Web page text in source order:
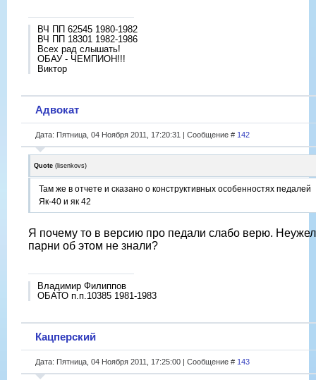
ВЧ ПП 62545 1980-1982
ВЧ ПП 18301 1982-1986
Всех рад слышать!
ОБАУ - ЧЕМПИОН!!!
Виктор
Адвокат
Дата: Пятница, 04 Ноября 2011, 17:20:31 | Сообщение # 142
Quote ( lisenkovs)
Там же в отчете и сказано о конструктивных особенностях педалей
Як-40 и як 42
Я почему то в версию про педали слабо верю.
парни об этом не знали?
Владимир Филиппов
ОБАТО п.п.10385 1981-1983
Кацперский
Дата: Пятница, 04 Ноября 2011, 17:25:00 | Сообщение # 143